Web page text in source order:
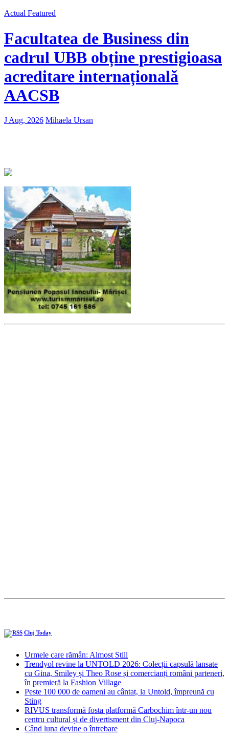
Actual Featured
Facultatea de Business din
cadrul UBB obține prestigioasa
acreditare internațională
AACSB
J Aug, 2026 Mihaela Ursan
Cluj Today
Urmele care rămân: Almost Still
Trendyol revine la UNTOLD 2026: Colecții capsulă lansate
cu Gina, Smiley și Theo Rose și comercianți români parteneri,
în premieră la Fashion Village
Peste 100 000 de oameni au cântat, la Untold, împreună cu
Sting
RIVUS transformă fosta platformă Carbochim într-un nou
centru cultural și de divertisment din Cluj-Napoca
Când luna devine o întrebare